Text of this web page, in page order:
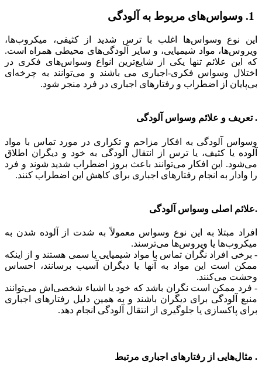
این نوع وسواس‌ها اغلب با ترس شدید از کثیفی، میکروب‌ها،
ویروس‌ها، مواد شیمیایی، و سایر آلودگی‌های محیطی همراه است.
که این علائم تنها یکی از شایع‌ترین انواع وسواس‌های فکری در
اختلال وسواس فکری-اجباری می باشند و می‌توانند به چرخه‌ای
بی‌پایان از اضطراب و رفتارهای اجباری در فرد منجر شود.
. تعریف و علائم وسواس آلودگی
وسواس آلودگی به افکار مزاحم و تکراری در مورد تماس با مواد
آلوده یا کثیف، یا ترس از انتقال آلودگی به خود و دیگران اطلاق
می‌شود. این افکار می‌توانند باعث بروز اضطراب شدید شوند و فرد
را وادار به انجام رفتارهای اجباری برای کاهش این اضطراب کنند.
.علائم اصلی وسواس آلودگی
افراد مبتلا به این نوع وسواس معمولاً به شدت از آلوده شدن به
میکروب‌ها یا ویروس‌ها می‌ترسند.
- برخی افراد نگران تماس با مواد شیمیایی یا سمی هستند و از اینکه
ممکن است این مواد به آنها یا دیگران آسیب برسانند، احساس
وحشت می‌کنند.
- فرد ممکن است نگران باشد که خود یا اشیاء شخصی‌اش می‌توانند
منبع آلودگی برای دیگران باشند و به همین دلیل رفتارهای اجباری
برای پاکسازی یا جلوگیری از انتقال آلودگی انجام دهد.
. مثال‌هایی از رفتارهای اجباری مرتبط